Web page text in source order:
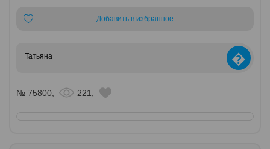
Добавить в избранное
Татьяна �
№ 75800, 221,